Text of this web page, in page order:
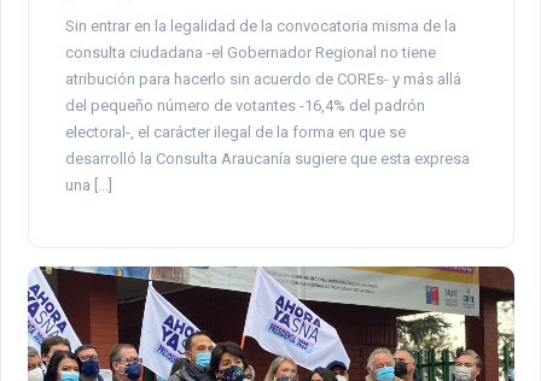
Sin entrar en la legalidad de la convocatoria misma de la
consulta ciudadana -el Gobernador Regional no tiene
atribución para hacerlo sin acuerdo de COREs- y más allá
del pequeño número de votantes -16,4% del padrón
electoral-, el carácter ilegal de la forma en que se
desarrolló la Consulta Araucanía sugiere que esta expresa
una […]